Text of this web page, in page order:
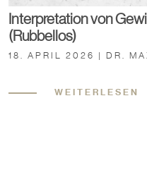
Interpretation von
(Rubbellos)
18. APRIL 2026 | DR.
WEITERLESEN